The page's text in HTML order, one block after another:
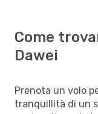
Come
Dawei
Prenota un volo
tranquillità di un